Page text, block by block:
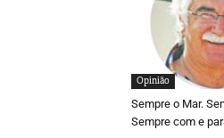
Opinião
Sempre o Mar.
Sempre com e